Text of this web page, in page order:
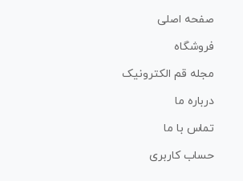
صفحه اصلی
فروشگاه
مجله قم الکترونیک
درباره ما
تماس با ما
حساب کاربری